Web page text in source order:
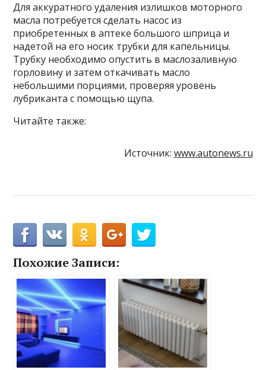
Для аккуратного удаления излишков моторного
масла потребуется сделать насос из
приобретенных в аптеке большого шприца и
надетой на его носик трубки для капельницы.
Трубку необходимо опустить в маслозаливную
горловину и затем откачивать масло
небольшими порциями, проверяя уровень
лубриканта с помощью щупа.
Читайте также:
Источник: www.autonews.ru
Похожие Записи: